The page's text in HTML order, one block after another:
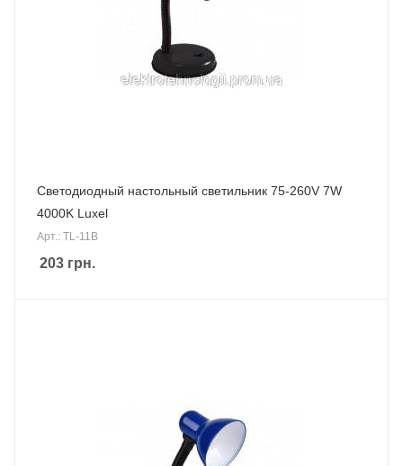
Светодиодный настольный светильник 75-260V 7W
4000K Luxel
Арт.: TL-11B
203 грн.